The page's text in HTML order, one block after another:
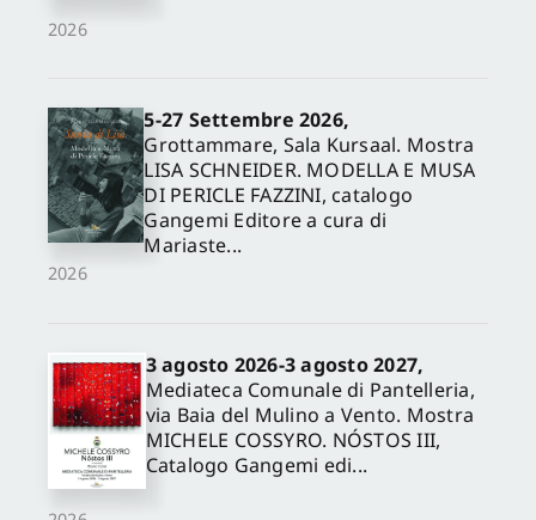
2026
2026
5-27 Settembre 2026,
Grottammare, Sala Kursaal. Mostra
LISA SCHNEIDER. MODELLA E MUSA
DI PERICLE FAZZINI, catalogo
Gangemi Editore a cura di
Mariaste...
3 agosto 2026-3 agosto 2027,
Mediateca Comunale di Pantelleria,
via Baia del Mulino a Vento. Mostra
MICHELE COSSYRO. NÓSTOS III,
Catalogo Gangemi edi...